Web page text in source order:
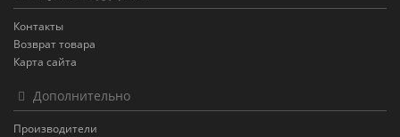
Контакты
Возврат товара
Карта сайта
Дополнительно
Производители